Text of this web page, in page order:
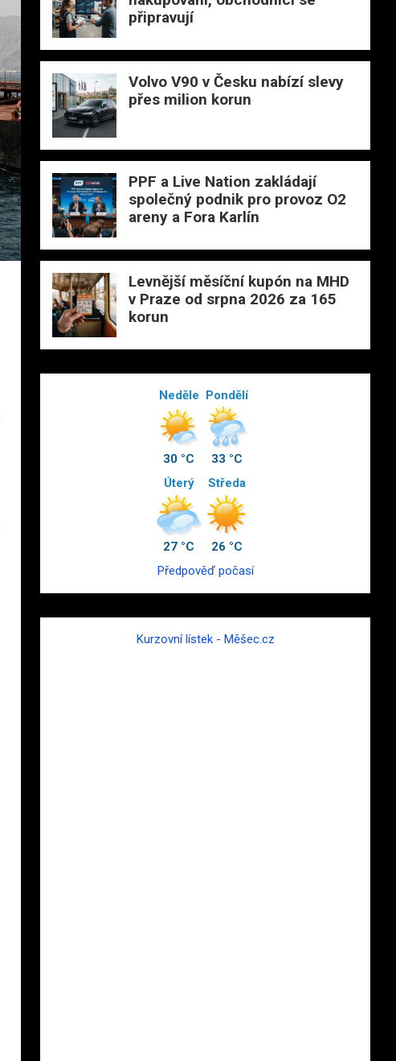
připravují
Volvo V90 v Česku nabízí slevy
přes milion korun
PPF a Live Nation zakládají
společný podnik pro provoz O2
areny a Fora Karlín
Levnější měsíční kupón na MHD
v Praze od srpna 2026 za 165
korun
Neděle
30 °C
Pondělí
33 °C
Úterý
27 °C
Středa
26 °C
Předpověď počasí
Kurzovní lístek - Měšec.cz